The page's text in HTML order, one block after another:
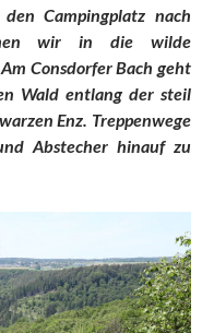
Campingplatz nach
wir in die wilde
Consdorfer Bach geht
Wald entlang der steil
Enz. Treppenwege
Abstecher hinauf zu